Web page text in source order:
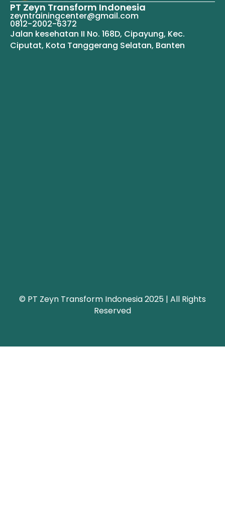
PT Zeyn Transform Indonesia
zeyntrainingcenter@gmail.com
0812-2002-6372
Jalan kesehatan II No. 168D, Cipayung, Kec.
Ciputat, Kota Tanggerang Selatan, Banten
© PT Zeyn Transform Indonesia 2025 | All Rights
Reserved